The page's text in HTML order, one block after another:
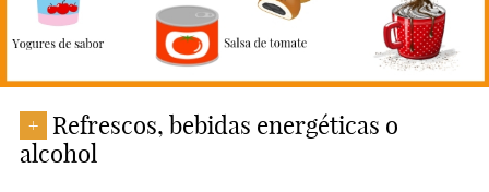
+
Refrescos, bebidas energéticas o
alcohol